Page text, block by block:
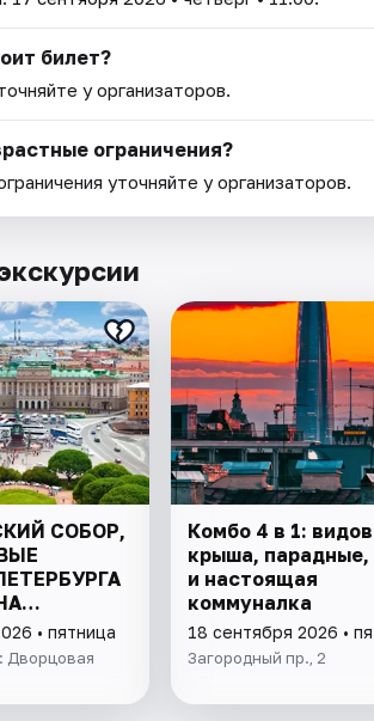
билет?
у организаторов.
ограничения?
уточняйте у организаторов.
СОБОР,
В МИНИ-
• пятница
Дворцовая
Комбо 4 в 1:
крыша, парадные,
и настоящая
коммуналка
18 сентября 2026 •
Загородный пр., 2